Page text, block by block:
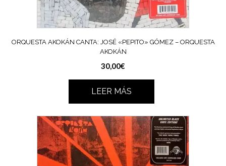
ORQUESTA AKOKÁN CANTA: JOSÉ «PEPITO» GÓMEZ ‎– ORQUESTA
AKOKÁN
30,00€
LEER MÁS